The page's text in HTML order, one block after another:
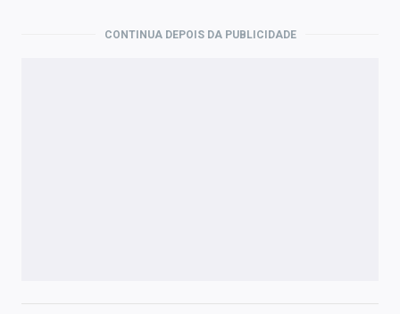
CONTINUA DEPOIS DA PUBLICIDADE